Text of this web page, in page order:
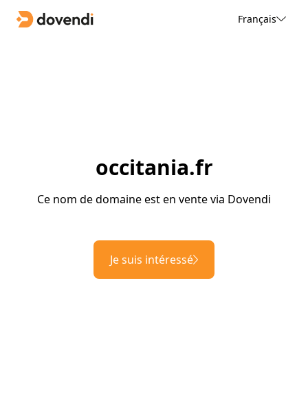
Français
occitania.fr
Ce nom de domaine est en vente via Dovendi
Je suis intéressé